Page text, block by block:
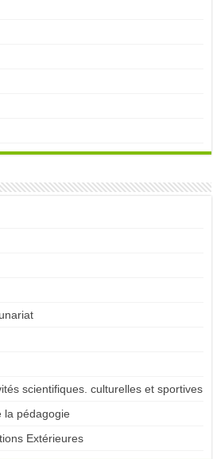
scientifiques. culturelles et sportives
la pédagogie
Extérieures